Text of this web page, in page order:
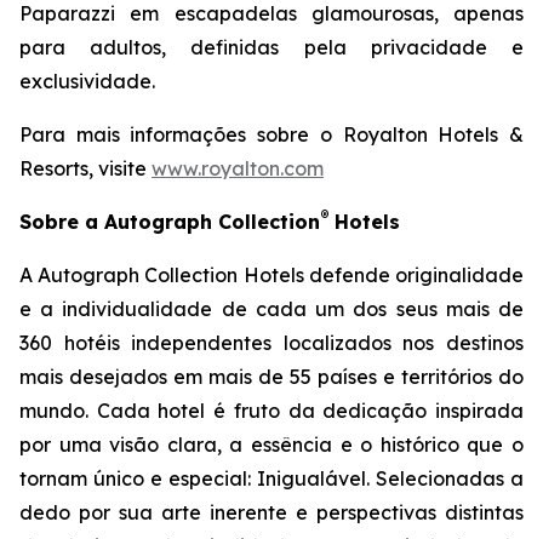
Paparazzi em escapadelas glamourosas, apenas
para adultos, definidas pela privacidade e
exclusividade.
Para mais informações sobre o Royalton Hotels &
Resorts, visite www.royalton.com
Sobre a Autograph Collection® Hotels
A Autograph Collection Hotels defende originalidade
e a individualidade de cada um dos seus mais de
360 hotéis independentes localizados nos destinos
mais desejados em mais de 55 países e territórios do
mundo. Cada hotel é fruto da dedicação inspirada
por uma visão clara, a essência e o histórico que o
tornam único e especial: Inigualável. Selecionadas a
dedo por sua arte inerente e perspectivas distintas